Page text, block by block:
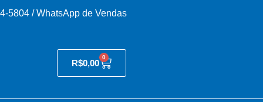
5804 / WhatsApp de Vendas
R$0,00
0